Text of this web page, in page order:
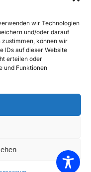
wir Technologien
und/oder darauf
zustimmen, können wir
IDs auf dieser Website
erteilen oder
und Funktionen